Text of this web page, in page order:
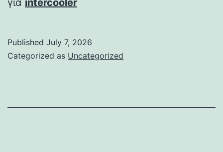
Published July 7, 2026
Categorized as Uncategorized